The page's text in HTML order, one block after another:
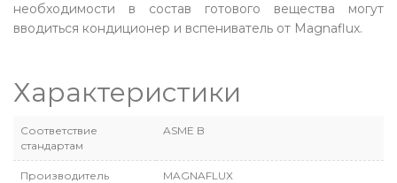
необходимости в состав готового вещества могут
вводиться кондиционер и вспениватель от Magnaflux.
Характеристики
Соответствие
стандартам
ASME B
Производитель MAGNAFLUX